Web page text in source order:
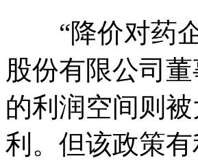
“降价对药企
股份有限公司
的利润空间则
利。但该政策